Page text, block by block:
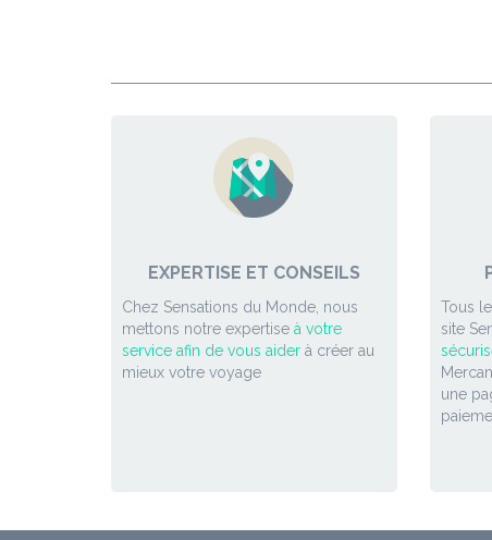
EXPERTISE ET CONSEILS
Chez Sensations du Monde, nous
mettons notre expertise à votre
service afin de vous aider à créer au
mieux votre voyage
Tous
site
une